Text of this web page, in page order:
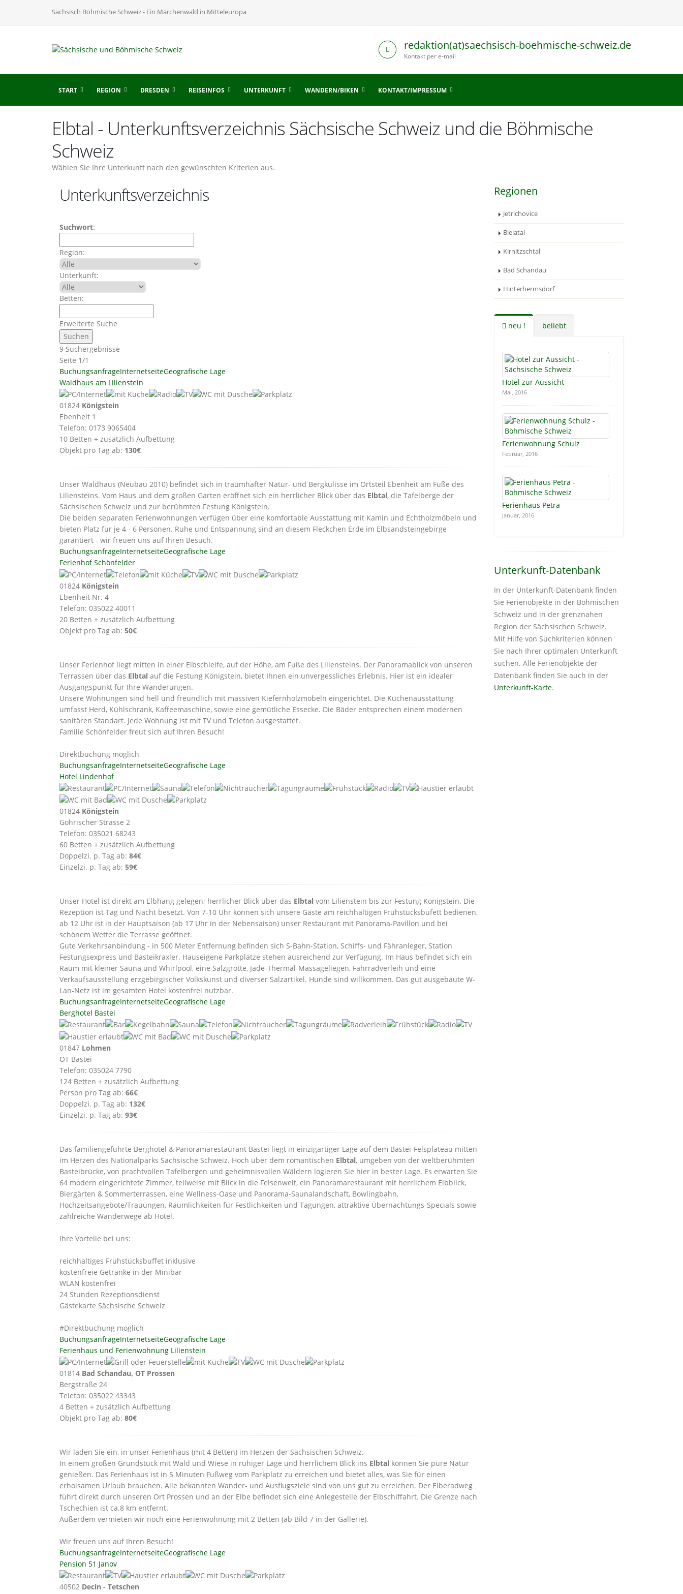
Sächsisch Böhmische Schweiz - Ein Märchenwald in Mitteleuropa
redaktion(at)saechsisch-boehmische-schweiz.de
Kontakt per e-mail
START REGION DRESDEN REISEINFOS UNTERKUNFT WANDERN/BIKEN KONTAKT/IMPRESSUM
Elbtal - Unterkunftsverzeichnis Sächsische Schweiz und die Böhmische
Schweiz
Wählen Sie Ihre Unterkunft nach den gewünschten Kriterien aus.
Unterkunftsverzeichnis
Suchwort:
Region:
Unterkunft:
Betten:
Erweiterte Suche
9 Suchergebnisse
Seite 1/1
BuchungsanfrageInternetseiteGeografische Lage
Waldhaus am Lilienstein
01824 Königstein
Ebenheit 1
Telefon: 0173 9065404
10 Betten + zusätzlich Aufbettung
Objekt pro Tag ab: 130€
Unser Waldhaus (Neubau 2010) befindet sich in traumhafter Natur- und Bergkulisse im Ortsteil Ebenheit am Fuße des
Liliensteins. Vom Haus und dem großen Garten eröffnet sich ein herrlicher Blick über das Elbtal, die Tafelberge der
Sächsischen Schweiz und zur berühmten Festung Königstein.
Die beiden separaten Ferienwohnungen verfügen über eine komfortable Ausstattung mit Kamin und Echtholzmöbeln und
bieten Platz für je 4 - 6 Personen. Ruhe und Entspannung sind an diesem Fleckchen Erde im Elbsandsteingebirge
garantiert - wir freuen uns auf Ihren Besuch.
BuchungsanfrageInternetseiteGeografische Lage
Ferienhof Schönfelder
01824 Königstein
Ebenheit Nr. 4
Telefon: 035022 40011
20 Betten + zusätzlich Aufbettung
Objekt pro Tag ab: 50€
Unser Ferienhof liegt mitten in einer Elbschleife, auf der Höhe, am Fuße des Liliensteins. Der Panoramablick von unseren
Terrassen über das Elbtal auf die Festung Königstein, bietet Ihnen ein unvergessliches Erlebnis. Hier ist ein idealer
Ausgangspunkt für Ihre Wanderungen.
Unsere Wohnungen sind hell und freundlich mit massiven Kiefernholzmöbeln eingerichtet. Die Küchenausstattung
umfasst Herd, Kühlschrank, Kaffeemaschine, sowie eine gemütliche Essecke. Die Bäder entsprechen einem modernen
sanitären Standart. Jede Wohnung ist mit TV und Telefon ausgestattet.
Familie Schönfelder freut sich auf Ihren Besuch!
Direktbuchung möglich
BuchungsanfrageInternetseiteGeografische Lage
Hotel Lindenhof
01824 Königstein
Gohrischer Strasse 2
Telefon: 035021 68243
60 Betten + zusätzlich Aufbettung
Doppelzi. p. Tag ab: 84€
Einzelzi. p. Tag ab: 59€
Unser Hotel ist direkt am Elbhang gelegen; herrlicher Blick über das Elbtal vom Lilienstein bis zur Festung Königstein. Die
Rezeption ist Tag und Nacht besetzt. Von 7-10 Uhr können sich unsere Gäste am reichhaltigen Frühstücksbufett bedienen,
ab 12 Uhr ist in der Hauptsaison (ab 17 Uhr in der Nebensaison) unser Restaurant mit Panorama-Pavillon und bei
schönem Wetter die Terrasse geöffnet.
Gute Verkehrsanbindung - in 500 Meter Entfernung befinden sich S-Bahn-Station, Schiffs- und Fähranleger, Station
Festungsexpress und Basteikraxler. Hauseigene Parkplätze stehen ausreichend zur Verfügung. Im Haus befindet sich ein
Raum mit kleiner Sauna und Whirlpool, eine Salzgrotte, Jade-Thermal-Massageliegen, Fahrradverleih und eine
Verkaufsausstellung erzgebirgischer Volkskunst und diverser Salzartikel. Hunde sind willkommen. Das gut ausgebaute W-
Lan-Netz ist im gesamten Hotel kostenfrei nutzbar.
BuchungsanfrageInternetseiteGeografische Lage
Berghotel Bastei
01847 Lohmen
OT Bastei
Telefon: 035024 7790
124 Betten + zusätzlich Aufbettung
Person pro Tag ab: 66€
Doppelzi. p. Tag ab: 132€
Einzelzi. p. Tag ab: 93€
Das familiengeführte Berghotel & Panoramarestaurant Bastei liegt in einzigartiger Lage auf dem Bastei-Felsplateau mitten
im Herzen des Nationalparks Sächsische Schweiz. Hoch über dem romantischen Elbtal, umgeben von der weltberühmten
Basteibrücke, von prachtvollen Tafelbergen und geheimnisvollen Wäldern logieren Sie hier in bester Lage. Es erwarten Sie
64 modern eingerichtete Zimmer, teilweise mit Blick in die Felsenwelt, ein Panoramarestaurant mit herrlichem Elbblick,
Biergärten & Sommerterrassen, eine Wellness-Oase und Panorama-Saunalandschaft, Bowlingbahn,
Hochzeitsangebote/Trauungen, Räumlichkeiten für Festlichkeiten und Tagungen, attraktive Übernachtungs-Specials sowie
zahlreiche Wanderwege ab Hotel.
Ihre Vorteile bei uns:
reichhaltiges Frühstücksbuffet inklusive
kostenfreie Getränke in der Minibar
WLAN kostenfrei
24 Stunden Rezeptionsdienst
Gästekarte Sächsische Schweiz
#Direktbuchung möglich
BuchungsanfrageInternetseiteGeografische Lage
Ferienhaus und Ferienwohnung Lilienstein
01814 Bad Schandau, OT Prossen
Bergstraße 24
Telefon: 035022 43343
4 Betten + zusätzlich Aufbettung
Objekt pro Tag ab: 80€
Wir laden Sie ein, in unser Ferienhaus (mit 4 Betten) im Herzen der Sächsischen Schweiz.
In einem großen Grundstück mit Wald und Wiese in ruhiger Lage und herrlichem Blick ins Elbtal können Sie pure Natur
genießen. Das Ferienhaus ist in 5 Minuten Fußweg vom Parkplatz zu erreichen und bietet alles, was Sie für einen
erholsamen Urlaub brauchen. Alle bekannten Wander- und Ausflugsziele sind von uns gut zu erreichen. Der Elberadweg
führt direkt durch unseren Ort Prossen und an der Elbe befindet sich eine Anlegestelle der Elbschiffahrt. Die Grenze nach
Tschechien ist ca.8 km entfernt.
Außerdem vermieten wir noch eine Ferienwohnung mit 2 Betten (ab Bild 7 in der Gallerie).
Wir freuen uns auf Ihren Besuch!
BuchungsanfrageInternetseiteGeografische Lage
Pension 51 Janov
40502 Decin - Tetschen
Regionen
Jetrichovice
Bielatal
Kirnitzschtal
Bad Schandau
Hinterhermsdorf
neu ! beliebt
Hotel zur Aussicht
Mai, 2016
Ferienwohnung Schulz
Februar, 2016
Ferienhaus Petra
Januar, 2016
Unterkunft-Datenbank
In der Unterkunft-Datenbank finden
Sie Ferienobjekte in der Böhmischen
Schweiz und in der grenznahen
Region der Sächsischen Schweiz.
Mit Hilfe von Suchkriterien können
Sie nach Ihrer optimalen Unterkunft
suchen. Alle Ferienobjekte der
Datenbank finden Sie auch in der
Unterkunft-Karte.